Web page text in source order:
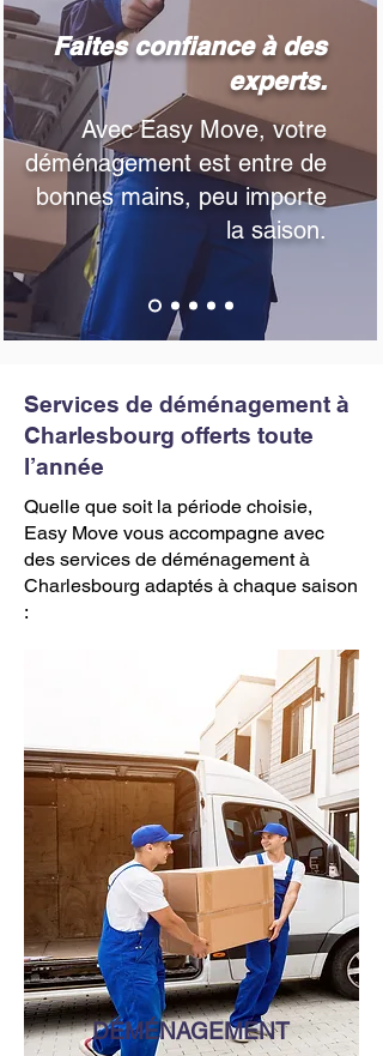
Faites confiance à des
experts.
​Avec Easy Move, votre
déménagement est entre de
bonnes mains, peu importe
la saison.
Services de déménagement à
Charlesbourg offerts toute
l’année
Quelle que soit la période choisie,
Easy Move vous accompagne avec
des services de déménagement à
Charlesbourg adaptés à chaque saison
:
DÉMÉNAGEMENT